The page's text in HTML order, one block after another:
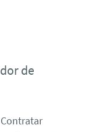
de
Contratar